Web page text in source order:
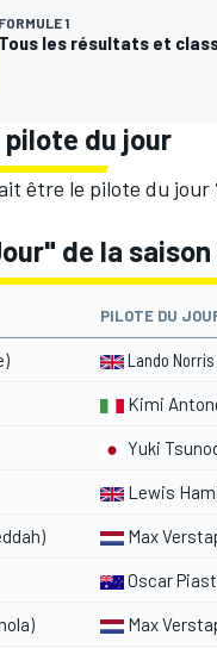
FORMULE 1
Tous les résultats et
du jour
être le pilote du
de la saison
PILOTE DU
Lando Norris
Kimi
Yuki
Lewis
Max
Oscar
Max